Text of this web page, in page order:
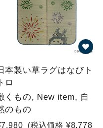
本製い草ラグはなびト
トロ
くもの, New item, 自
のもの
(税込価格 ¥8,778